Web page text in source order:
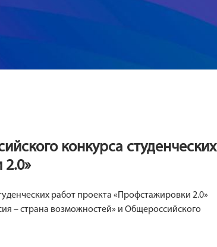
конкурса студенческих
работ проекта «Профстажировки 2.0»
– страна возможностей» и Общероссийского